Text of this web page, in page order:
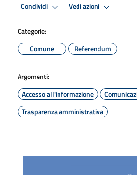
Condividi Vedi azioni
Categorie:
Comune
Referendum
Argomenti:
Accesso all'informazione
Trasparenza amministrativa